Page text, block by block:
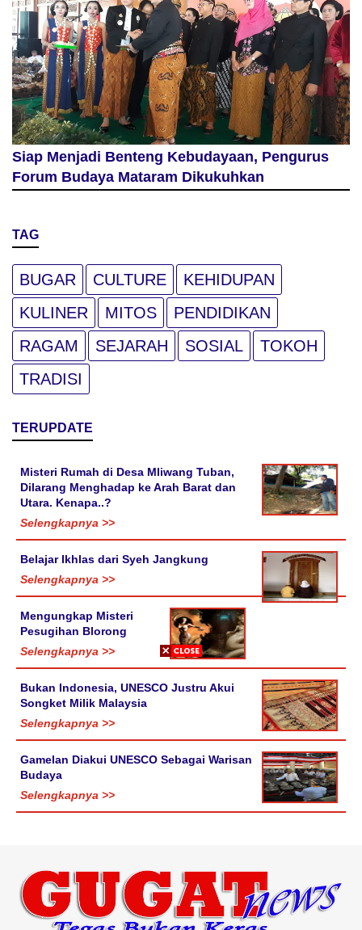
Siap Menjadi Benteng Kebudayaan, Pengurus
Forum Budaya Mataram Dikukuhkan
TAG
BUGAR CULTURE
KEHIDUPAN
KULINER
MITOS
PENDIDIKAN
RAGAM
SEJARAH SOSIAL
TOKOH
TRADISI
TERUPDATE
Misteri Rumah di Desa Mliwang Tuban,
Dilarang Menghadap ke Arah Barat dan
Utara. Kenapa..?
Selengkapnya >>
Belajar Ikhlas dari Syeh Jangkung
Selengkapnya >>
Mengungkap Misteri
Pesugihan Blorong
Selengkapnya >>
Bukan Indonesia, UNESCO Justru Akui
Songket Milik Malaysia
Selengkapnya >>
Gamelan Diakui UNESCO Sebagai Warisan
Budaya
Selengkapnya >>